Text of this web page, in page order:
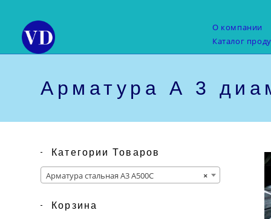
содержимому
О компании
Каталог
Арматура А 3
Категории Товаров
×
Арматура стальная А3 А500С
Корзина